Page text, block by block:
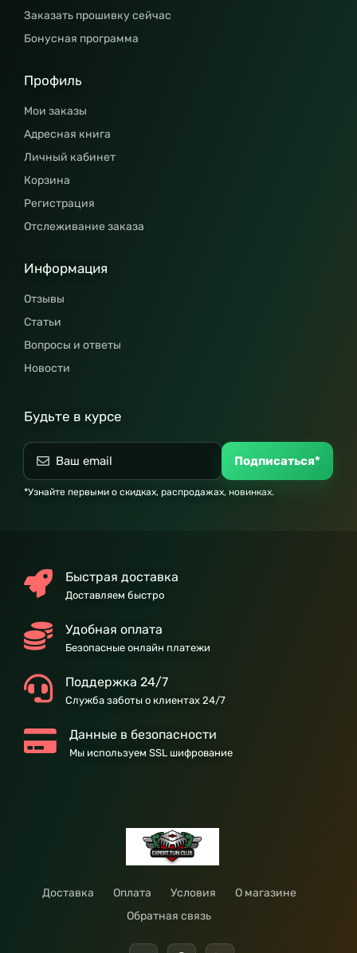
Заказать прошивку сейчас
Бонусная программа
Профиль
Мои заказы
Адресная книга
Личный кабинет
Корзина
Регистрация
Отслеживание заказа
Информация
Отзывы
Статьи
Вопросы и ответы
Новости
Будьте в курсе
Подписаться*
*Узнайте первыми о скидках, распродажах, новинках.
Быстрая доставка
Доставляем быстро
Удобная оплата
Безопасные онлайн платежи
Поддержка 24/7
Служба заботы о клиентах 24/7
Данные в безопасности
Мы используем SSL шифрование
Доставка Оплата Условия
О магазине
Обратная связь